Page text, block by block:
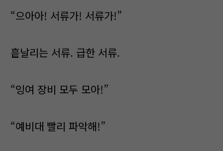
“으아아! 서류가! 서류가!”
흩날리는 서류. 급한 서류.
“잉여 장비 모두 모아!”
“예비대 빨리 파악해!”